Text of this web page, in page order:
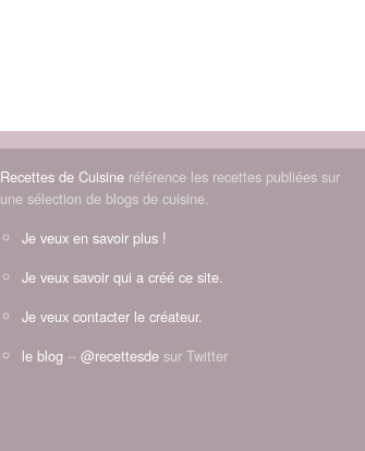
Recettes de Cuisine référence les recettes publiées sur
une sélection de blogs de cuisine.
Je veux en savoir plus !
Je veux savoir qui a créé ce site.
Je veux contacter le créateur.
le blog -- @recettesde sur Twitter